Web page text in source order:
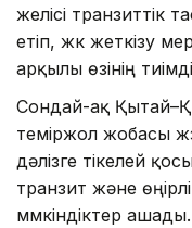
желісі транзиттік
етіп, жүк жеткізу
арқылы өзінің
Сондай-ақ
теміржол жобасы
дәлізге тікелей
транзит және
мүмкіндіктер